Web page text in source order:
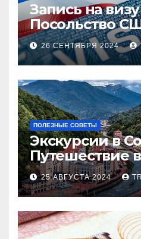
Запись на
Посольство
Пошаговое
26 СЕНТЯБРЯ 2024
ПОЛЕЗНЫЕ СОВЕТЫ
Экскурсии в
Путешествие
25 АВГУСТА 2024